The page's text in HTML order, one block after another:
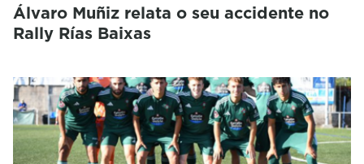
Álvaro Muñiz relata o seu accidente no
Rally Rías Baixas